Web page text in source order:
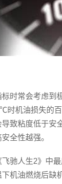
常会考虑到极
时机油损失的
致粘度低于安
全性越强。
人生2》中最
机油燃烧后缺